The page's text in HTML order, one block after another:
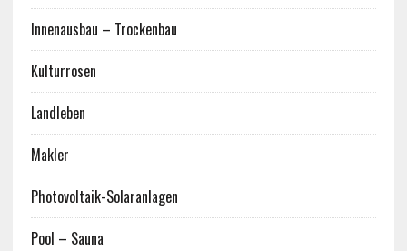
Innenausbau – Trockenbau
Kulturrosen
Landleben
Makler
Photovoltaik-Solaranlagen
Pool – Sauna